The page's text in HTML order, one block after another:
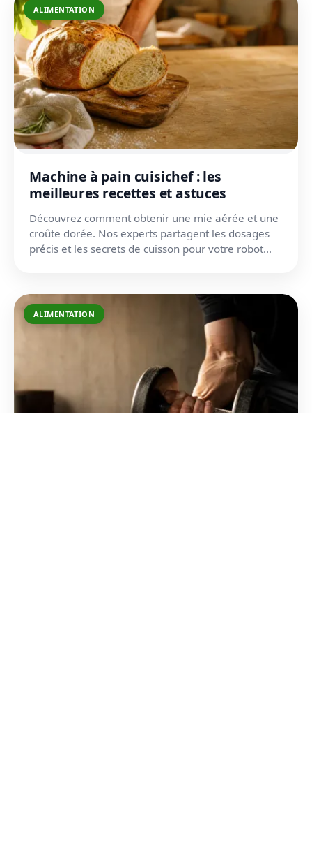
ALIMENTATION
Machine à pain cuisichef : les
meilleures recettes et astuces
Découvrez comment obtenir une mie aérée et une
croûte dorée. Nos experts partagent les dosages
précis et les secrets de cuisson pour votre robot
ALIMENTATION